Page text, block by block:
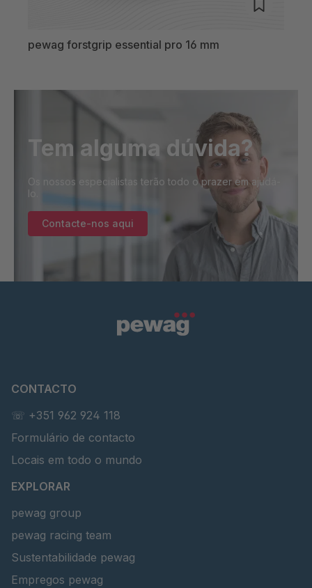
pewag forstgrip essential pro 16 mm
Tem alguma dúvida?
Os nossos especialistas terão todo o prazer em ajudá-
lo.
Contacte-nos aqui
CONTACTO
☏ +351 962 924 118
Formulário de contacto
Locais em todo o mundo
EXPLORAR
pewag group
pewag racing team
Sustentabilidade pewag
Empregos pewag